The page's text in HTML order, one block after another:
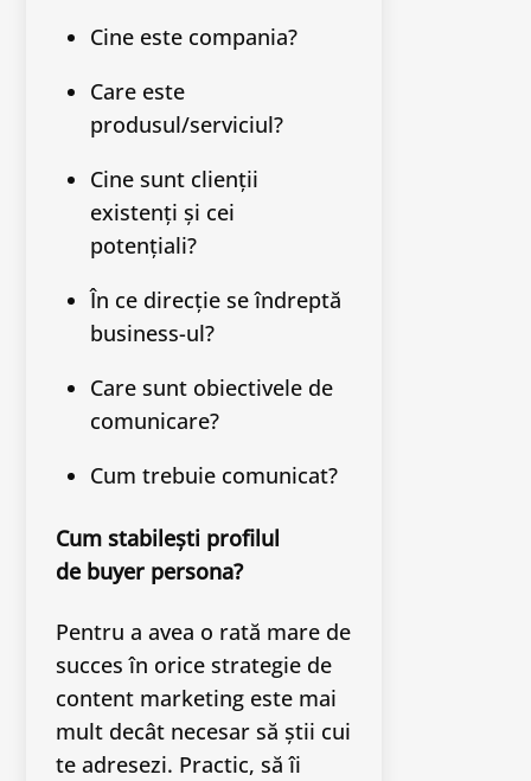
Cine este compania?
Care este
produsul/serviciul?
Cine sunt clienții
existenți și cei
potențiali?
În ce direcție se îndreptă
business-ul?
Care sunt obiectivele de
comunicare?
Cum trebuie comunicat?
Cum stabilești profilul
de buyer persona?
Pentru a avea o rată mare de
succes în orice strategie de
content marketing este mai
mult decât necesar să știi cui
te adresezi. Practic, să îi